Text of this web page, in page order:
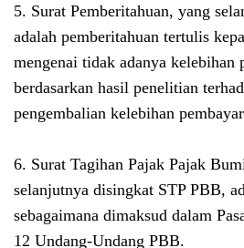
5. Surat Pemberitahuan, yang
adalah pemberitahuan tertulis
mengenai tidak adanya kelebihan
berdasarkan hasil penelitian
pengembalian kelebihan
6. Surat Tagihan Pajak Pajak
selanjutnya disingkat STP PBB,
sebagaimana dimaksud dalam
12 Undang-Undang PBB.